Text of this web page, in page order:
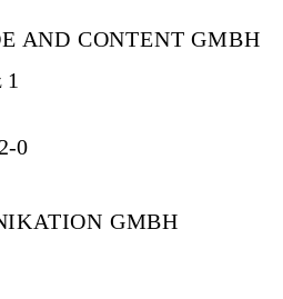
AND CONTENT GMBH
0
GMBH